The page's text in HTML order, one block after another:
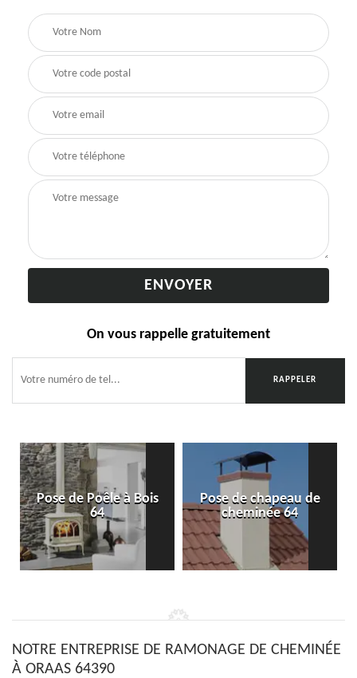
On vous rappelle gratuitement
Pose de Poêle à Bois
64
Pose de chapeau de
cheminée 64
NOTRE ENTREPRISE DE RAMONAGE DE CHEMINÉE
À ORAAS 64390